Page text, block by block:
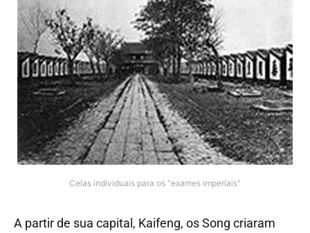
Celas individuais para os “exames imperiais”
A partir de sua capital, Kaifeng, os Song criaram